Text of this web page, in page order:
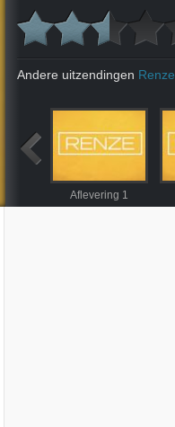
Andere uitzendingen Renze
Aflevering 1